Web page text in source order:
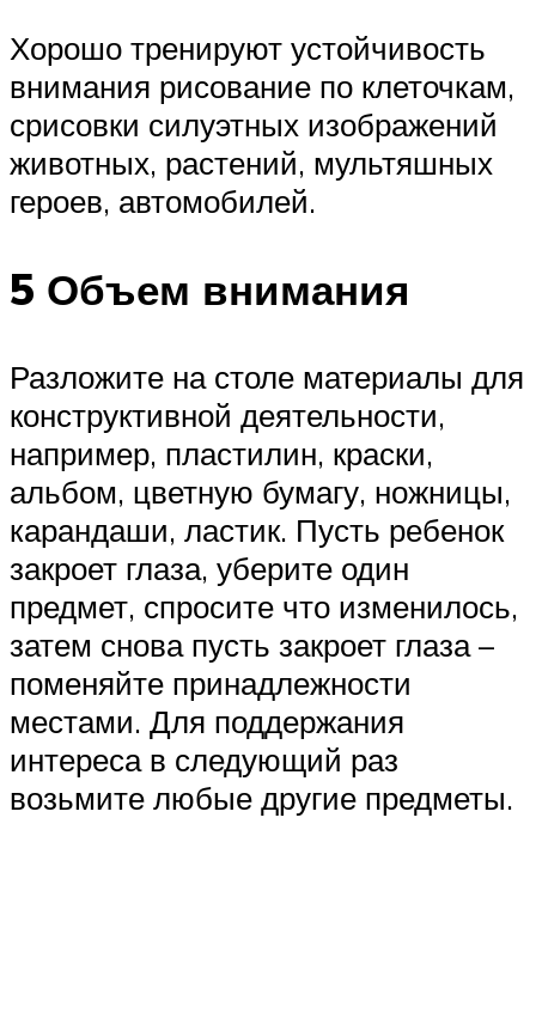
Хорошо тренируют устойчивость
внимания рисование по клеточкам,
срисовки силуэтных изображений
животных, растений, мультяшных
героев, автомобилей.
5 Объем внимания
Разложите на столе материалы для
конструктивной деятельности,
например, пластилин, краски,
альбом, цветную бумагу, ножницы,
карандаши, ластик. Пусть ребенок
закроет глаза, уберите один
предмет, спросите что изменилось,
затем снова пусть закроет глаза –
поменяйте принадлежности
местами. Для поддержания
интереса в следующий раз
возьмите любые другие предметы.